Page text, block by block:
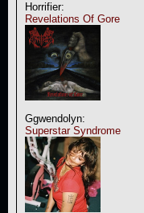
Horrifier:
Revelations Of Gore
Ggwendolyn:
Superstar Syndrome